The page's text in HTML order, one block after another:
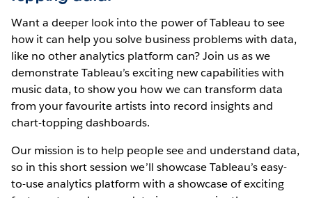
Want a deeper look into the power of Tableau to see
how it can help you solve business problems with data,
like no other analytics platform can? Join us as we
demonstrate Tableau’s exciting new capabilities with
music data, to show you how we can transform data
from your favourite artists into record insights and
chart-topping dashboards.
Our mission is to help people see and understand data,
so in this short session we’ll showcase Tableau’s easy-
to-use analytics platform with a showcase of exciting